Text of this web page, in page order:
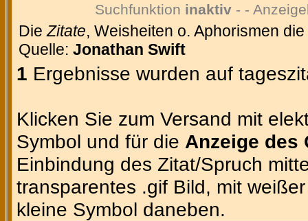
Suchfunktion inaktiv - -
DieZitate, Weisheiten o. Aphorismen
Quelle: Jonathan Swift
1 Ergebnisse wurden auf
Klicken Sie zum Versand mit
Symbol und für die Anzeige des
Einbindung des Zitat/Spruch
transparentes .gif Bild, mit
kleine Symbol daneben.